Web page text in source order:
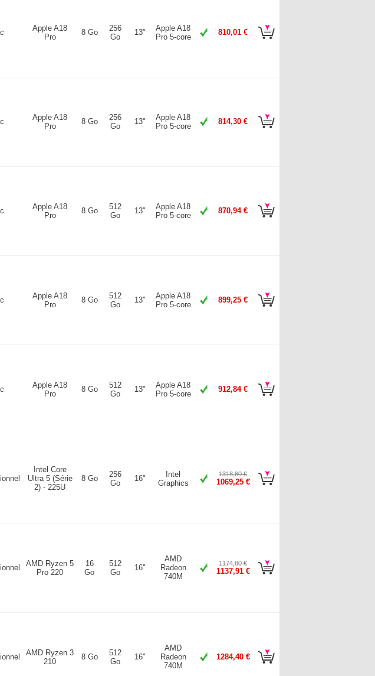
Apple A18
Pro
8 Go
256
Go
13"
Apple A18
Pro 5-core
810,01 €
Apple A18
Pro
8 Go
256
Go
13"
Apple A18
Pro 5-core
814,30 €
Apple A18
Pro
8 Go
512
Go
13"
Apple A18
Pro 5-core
870,94 €
Apple A18
Pro
8 Go
512
Go
13"
Apple A18
Pro 5-core
899,25 €
Apple A18
Pro
8 Go
512
Go
13"
Apple A18
Pro 5-core
912,84 €
Intel Core
Ultra 5 (Série
2) - 225U
8 Go
256
Go
16"
Intel
Graphics
1318,80 €
1069,25 €
AMD Ryzen 5
Pro 220
16
Go
512
Go
16"
AMD
Radeon
740M
1174,80 €
1137,91 €
AMD Ryzen 3
210
8 Go
512
Go
16"
AMD
Radeon
740M
1284,40 €